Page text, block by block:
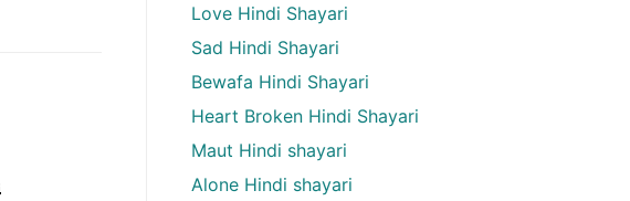
Love Hindi Shayari
Sad Hindi Shayari
Bewafa Hindi Shayari
Heart Broken Hindi Shayari
Maut Hindi shayari
Alone Hindi shayari